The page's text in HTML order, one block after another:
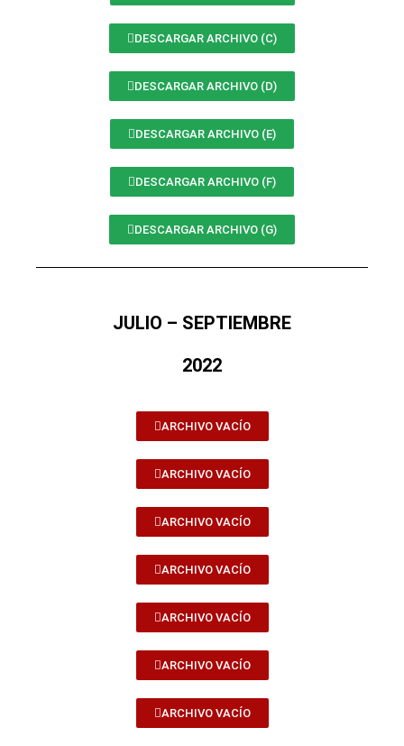
DESCARGAR ARCHIVO (C)
DESCARGAR ARCHIVO (D)
DESCARGAR ARCHIVO (E)
DESCARGAR ARCHIVO (F)
DESCARGAR ARCHIVO (G)
JULIO – SEPTIEMBRE
2022
ARCHIVO VACÍO
ARCHIVO VACÍO
ARCHIVO VACÍO
ARCHIVO VACÍO
ARCHIVO VACÍO
ARCHIVO VACÍO
ARCHIVO VACÍO